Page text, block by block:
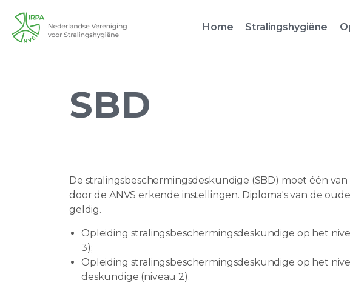
Home Stralingshygiëne
SBD
De stralingsbeschermingsdeskundige (SBD) moet één
door de ANVS erkende instellingen. Diploma's van de
geldig.
Opleiding stralingsbeschermingsdeskundige op het
3);
Opleiding stralingsbeschermingsdeskundige op het
deskundige (niveau 2).